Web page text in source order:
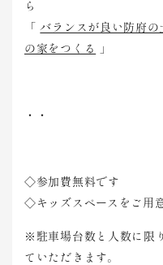
ら
「バランスが良い防府
の家をつくる
」
・・
◇参加費無料です
◇キッズスペースをご用
※駐車場台数と人数に限
ていただきます。